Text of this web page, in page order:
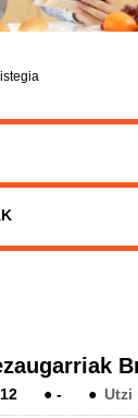
● - ● Utzi